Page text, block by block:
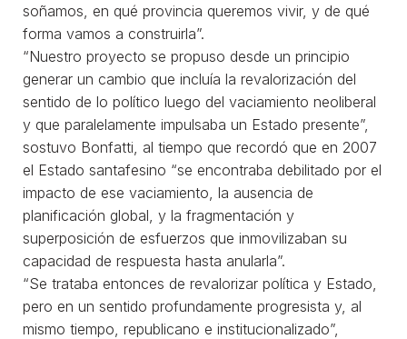
soñamos, en qué provincia queremos vivir, y de qué
forma vamos a construirla”.
“Nuestro proyecto se propuso desde un principio
generar un cambio que incluía la revalorización del
sentido de lo político luego del vaciamiento neoliberal
y que paralelamente impulsaba un Estado presente”,
sostuvo Bonfatti, al tiempo que recordó que en 2007
el Estado santafesino “se encontraba debilitado por el
impacto de ese vaciamiento, la ausencia de
planificación global, y la fragmentación y
superposición de esfuerzos que inmovilizaban su
capacidad de respuesta hasta anularla”.
“Se trataba entonces de revalorizar política y Estado,
pero en un sentido profundamente progresista y, al
mismo tiempo, republicano e institucionalizado”,